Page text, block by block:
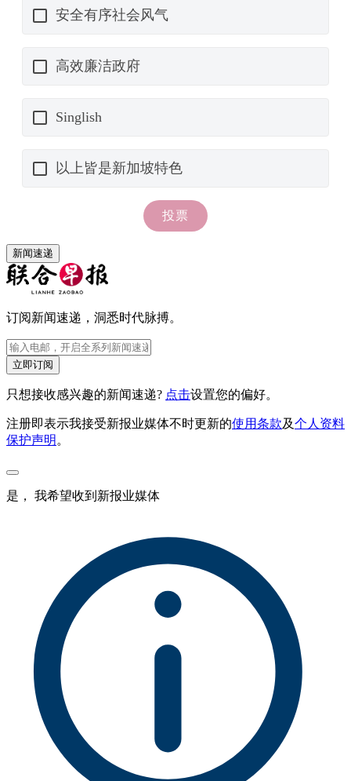
新闻速递
订阅新闻速递，洞悉时代脉搏。
立即订阅
只想接收感兴趣的新闻速递? 点击设置您的偏好。
注册即表示我接受新报业媒体不时更新的使用条款及个人资料
保护声明。
是， 我希望收到新报业媒体